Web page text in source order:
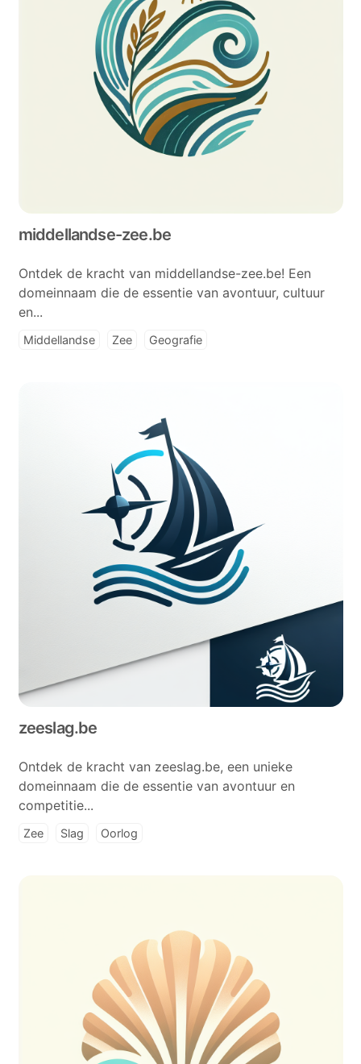
middellandse-zee.be
Ontdek de kracht van middellandse-zee.be! Een
domeinnaam die de essentie van avontuur, cultuur
en...
Middellandse Zee Geografie
zeeslag.be
Ontdek de kracht van zeeslag.be, een unieke
domeinnaam die de essentie van avontuur en
competitie...
Zee Slag Oorlog